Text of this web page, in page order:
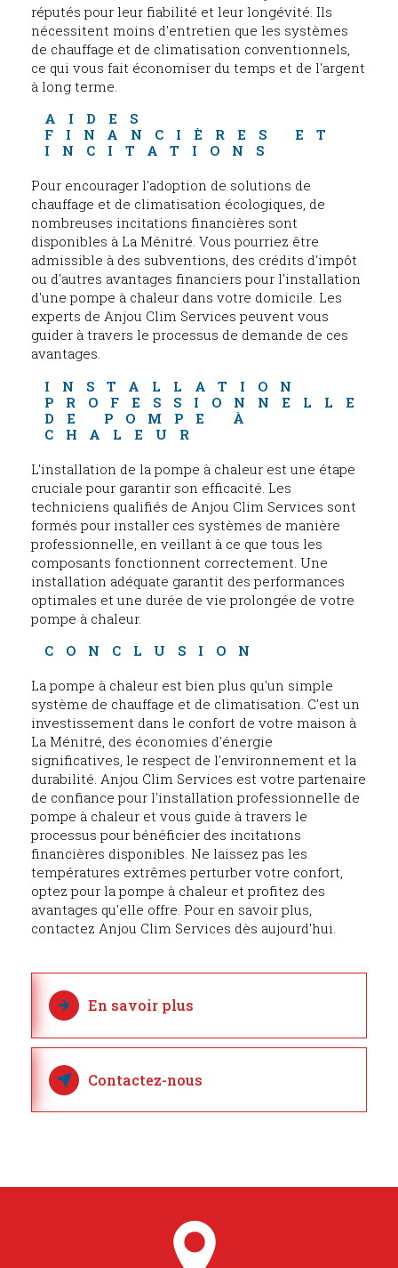
réputés pour leur fiabilité et leur longévité. Ils
nécessitent moins d'entretien que les systèmes
de chauffage et de climatisation conventionnels,
ce qui vous fait économiser du temps et de l'argent
à long terme.
AIDES
FINANCIÈRES ET
INCITATIONS
Pour encourager l'adoption de solutions de
chauffage et de climatisation écologiques, de
nombreuses incitations financières sont
disponibles à La Ménitré. Vous pourriez être
admissible à des subventions, des crédits d'impôt
ou d'autres avantages financiers pour l'installation
d'une pompe à chaleur dans votre domicile. Les
experts de Anjou Clim Services peuvent vous
guider à travers le processus de demande de ces
avantages.
INSTALLATION
PROFESSIONNELLE
DE POMPE À
CHALEUR
L'installation de la pompe à chaleur est une étape
cruciale pour garantir son efficacité. Les
techniciens qualifiés de Anjou Clim Services sont
formés pour installer ces systèmes de manière
professionnelle, en veillant à ce que tous les
composants fonctionnent correctement. Une
installation adéquate garantit des performances
optimales et une durée de vie prolongée de votre
pompe à chaleur.
CONCLUSION
La pompe à chaleur est bien plus qu'un simple
système de chauffage et de climatisation. C'est un
investissement dans le confort de votre maison à
La Ménitré, des économies d'énergie
significatives, le respect de l'environnement et la
durabilité. Anjou Clim Services est votre partenaire
de confiance pour l'installation professionnelle de
pompe à chaleur et vous guide à travers le
processus pour bénéficier des incitations
financières disponibles. Ne laissez pas les
températures extrêmes perturber votre confort,
optez pour la pompe à chaleur et profitez des
avantages qu'elle offre. Pour en savoir plus,
contactez Anjou Clim Services dès aujourd'hui.
En savoir plus
Contactez-nous